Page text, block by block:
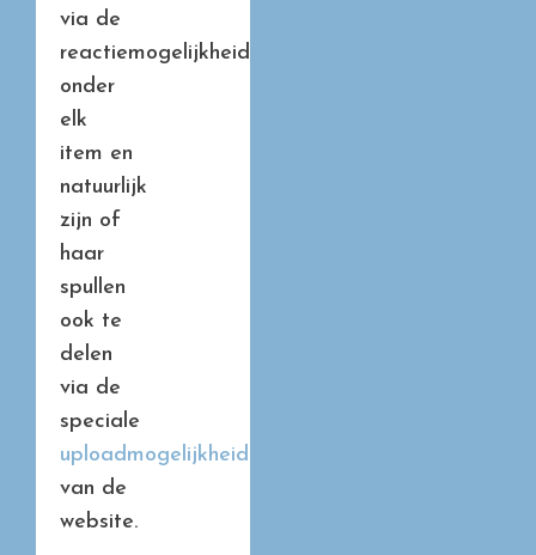
via de
reactiemogelijkheid
onder
elk
item en
natuurlijk
zijn of
haar
spullen
ook te
delen
via de
speciale
uploadmogelijkheid
van de
website.